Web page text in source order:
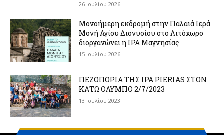
26 Ιουλίου 2026
Μονοήμερη εκδρομή στην Παλαιά Ιερά
Μονή Αγίου Διονυσίου στο Λιτόχωρο
διοργανώνει η IPA Μαγνησίας
15 Ιουλίου 2026
ΠΕΖΟΠΟΡΙΑ ΤΗΣ IPA PIERIAS ΣΤΟΝ
ΚΑΤΩ ΟΛΥΜΠΟ 2/7/2023
13 Ιουλίου 2023